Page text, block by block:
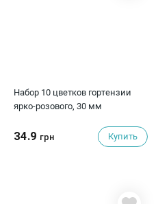
Набор 10 цветков гортензии
ярко-розового, 30 мм
34.9 грн Купить